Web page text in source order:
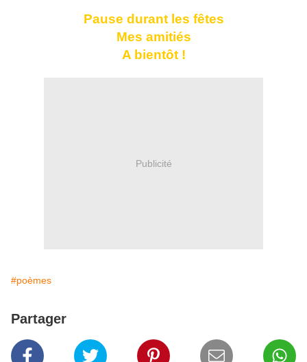
Pause durant les fêtes
Mes amitiés
A bientôt !
Publicité
#poèmes
Partager